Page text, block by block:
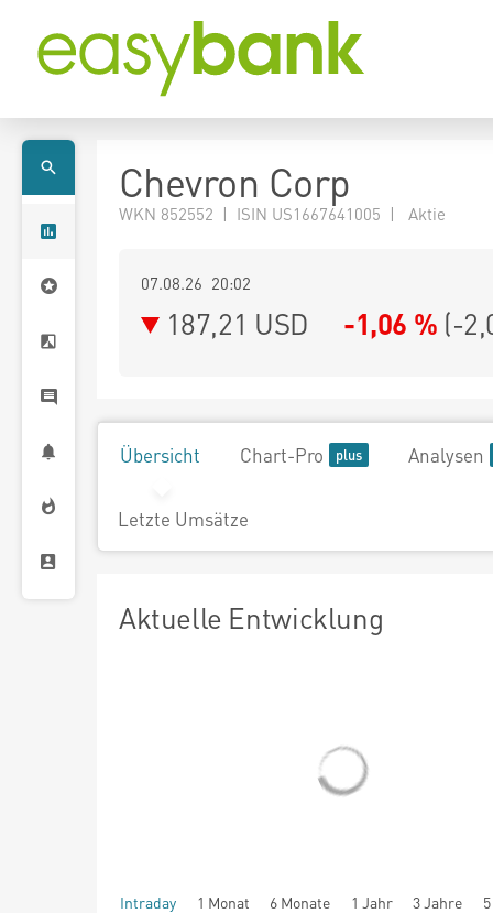
Chevron Corp
WKN 852552 | ISIN US1667641005 | Aktie
07.08.26 20:02
187,21 USD -1,06 % (-
Übersicht Chart-Pro Analysen
Letzte Umsätze
Aktuelle Entwicklung
Intraday 1 Monat 6 Monate 1 Jahr 3 Jahre